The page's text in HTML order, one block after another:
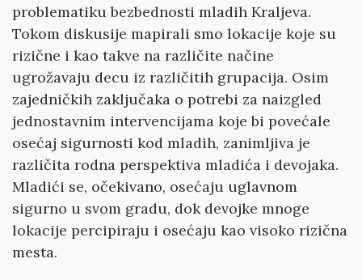
problematiku bezbednosti mladih Kraljeva.
Tokom diskusije mapirali smo lokacije koje su
rizične i kao takve na različite načine
ugrožavaju decu iz različitih grupacija. Osim
zajedničkih zaključaka o potrebi za naizgled
jednostavnim intervencijama koje bi povećale
osećaj sigurnosti kod mladih, zanimljiva je
različita rodna perspektiva mladića i devojaka.
Mladići se, očekivano, osećaju uglavnom
sigurno u svom gradu, dok devojke mnoge
lokacije percipiraju i osećaju kao visoko rizična
mesta.